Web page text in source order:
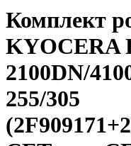
Комплект
KYOCERA
2100DN/
255/305